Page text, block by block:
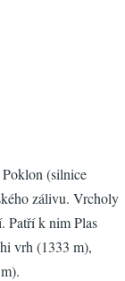
Poklon (silnice
zálivu. Vrcholy
Patří k nim Plas
vrh (1333 m),